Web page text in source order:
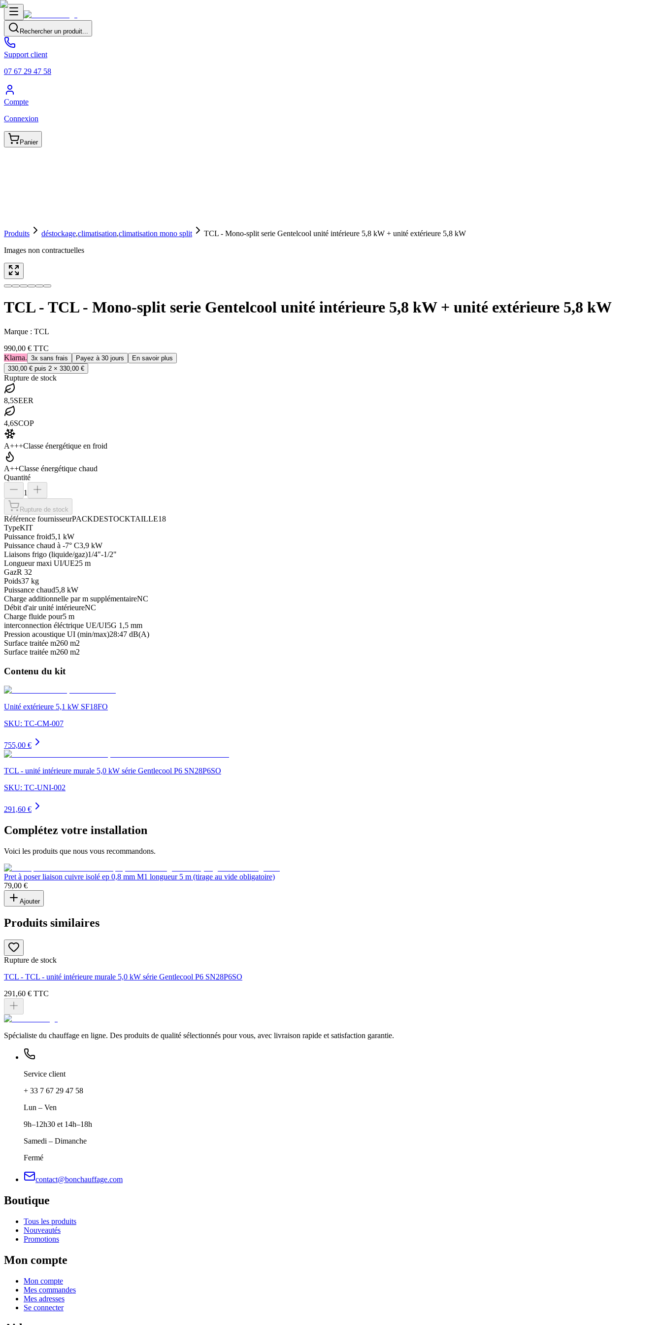
Rechercher un produit...
Support client
07 67 29 47 58
Compte
Connexion
Panier
Produits déstockage,climatisation,climatisation mono split
TCL - Mono-split serie Gentelcool unité intérieure 5,8 kW + unité extérieure 5,8 kW
Images non contractuelles
TCL - TCL - Mono-split serie Gentelcool unité intérieure 5,8 kW + unité extérieure 5,8 kW
Marque : TCL
990,00 € TTC
Klarna. 3x sans frais Payez à 30 jours
En savoir plus
330,00 € puis 2 × 330,00 €
Rupture de stock
8,5SEER
4,6SCOP
A+++Classe énergétique en froid
A++Classe énergétique chaud
Quantité
1
Rupture de stock
Référence fournisseurPACKDESTOCKTAILLE18
TypeKIT
Puissance froid5,1 kW
Puissance chaud à -7° C3,9 kW
Liaisons frigo (liquide/gaz)1/4"-1/2"
Longueur maxi UI/UE25 m
GazR 32
Poids37 kg
Puissance chaud5,8 kW
Charge additionnelle par m supplémentaireNC
Débit d'air unité intérieureNC
Charge fluide pour5 m
interconnection éléctrique UE/UI5G 1,5 mm
Pression acoustique UI (min/max)28:47 dB(A)
Surface traitée m260 m2
Surface traitée m260 m2
Contenu du kit
Unité extérieure 5,1 kW SF18FO
SKU: TC-CM-007
755,00 €
TCL - unité intérieure murale 5,0 kW série Gentlecool P6 SN28P6SO
SKU: TC-UNI-002
291,60 €
Complétez votre installation
Voici les produits que nous vous recommandons.
Pret à poser liaison cuivre isolé ep 0,8 mm M1 longueur 5 m (tirage au vide obligatoire)
79,00 €
Ajouter
Produits similaires
Rupture de stock
TCL - TCL - unité intérieure murale 5,0 kW série Gentlecool P6 SN28P6SO
291,60 € TTC
Spécialiste du chauffage en ligne. Des produits de qualité sélectionnés pour vous, avec livraison rapide et satisfaction garantie.
Service client
+ 33 7 67 29 47 58
Lun – Ven
9h–12h30 et 14h–18h
Samedi – Dimanche
Fermé
contact@bonchauffage.com
Boutique
Tous les produits
Nouveautés
Promotions
Mon compte
Mon compte
Mes commandes
Mes adresses
Se connecter